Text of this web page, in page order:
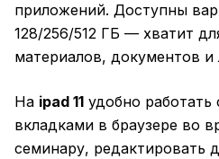
приложений. Доступны
128/256/512 ГБ — хватит
материалов, документов
На ipad 11 удобно работать
вкладками в браузере во
семинару, редактировать